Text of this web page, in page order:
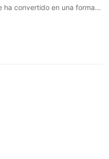
ha convertido en una forma...